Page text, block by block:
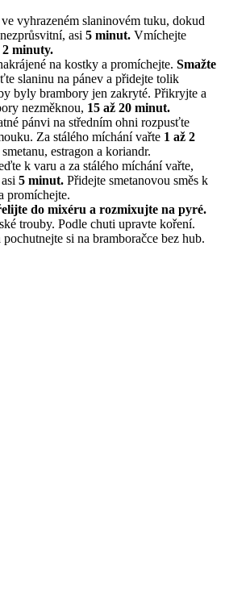
vyhrazeném slaninovém tuku, dokud
asi 5 minut. Vmíchejte
2 minuty.
na kostky a promíchejte. Smažte
slaninu na pánev a přidejte tolik
byly brambory jen zakryté. Přikryjte a
nezměknou, 15 až 20 minut.
pánvi na středním ohni rozpusťte
Za stálého míchání vařte 1 až 2
estragon a koriandr.
k varu a za stálého míchání vařte,
5 minut. Přidejte smetanovou směs k
promíchejte.
do mixéru a rozmixujte na pyré.
trouby. Podle chuti upravte koření.
si na bramboračce bez hub.